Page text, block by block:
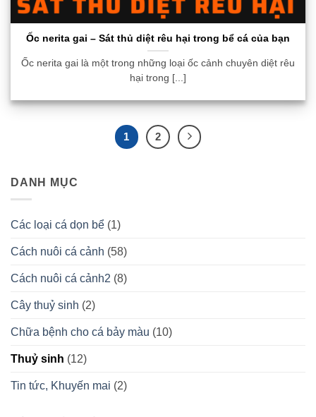
DANH MỤC
Các loại cá dọn bể (1)
Cách nuôi cá cảnh (58)
Cách nuôi cá cảnh2 (8)
Cây thuỷ sinh (2)
Chữa bệnh cho cá bảy màu (10)
Thuỷ sinh (12)
Tin tức, Khuyến mai (2)
Ốc nerita gai – Sát thủ diệt rêu hại trong bể cá của bạn
Ốc nerita gai là một trong những loại ốc cảnh chuyên diệt rêu
hại trong [...]
1 2